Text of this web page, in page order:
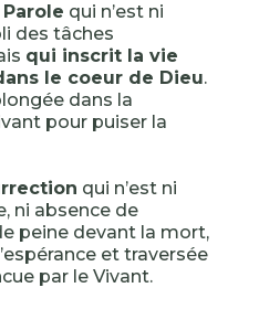
qui n’est ni
des tâches
qui inscrit la vie
le coeur de Dieu.
dans la
pour puiser la
qui n’est ni
ni absence de
peine devant la mort,
et traversée
par le Vivant.